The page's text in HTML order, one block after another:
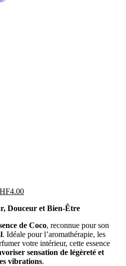
4.00
Douceur et Bien-Être
de Coco, reconnue pour son
. Idéale pour l’aromathérapie, les
votre intérieur, cette essence
sensation de légèreté et
vibrations.